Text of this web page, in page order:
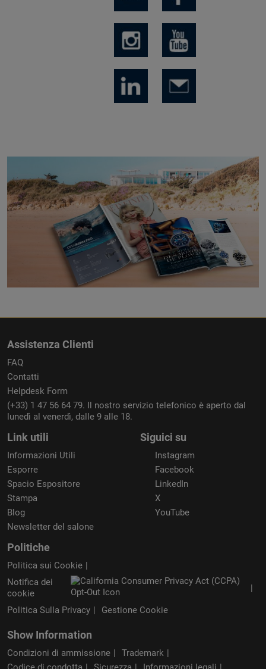
Assistenza Clienti
FAQ
Contatti
Helpdesk Form
(+33) 1 47 56 64 79. Il nostro servizio telefonico è aperto dal
lunedì al venerdì, dalle 9 alle 18.
Link utili
Informazioni Utili
Esporre
Spacio Espositore
Stampa
Blog
Newsletter del salone
Siguici su
Instagram
Facebook
LinkedIn
X
YouTube
Politiche
Politica sui Cookie
Notifica dei
cookie
Politica Sulla Privacy
Gestione Cookie
Show Information
Condizioni di ammissione
Trademark